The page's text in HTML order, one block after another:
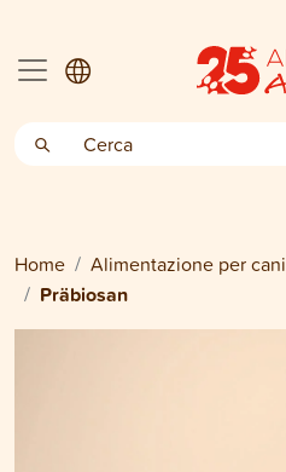
Home Alimentazione per cani
Präbiosan